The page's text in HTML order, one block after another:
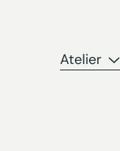
Atelier